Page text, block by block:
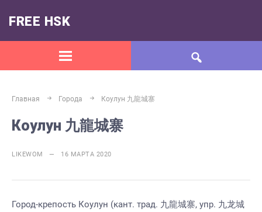
FREE HSK
Главная Города Коулун 九龍城寨
Коулун 九龍城寨
LIKEWOM — 16 МАРТА 2020
Город-крепость Коулун (кант. трад. 九龍城寨, упр. 九龙城